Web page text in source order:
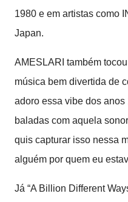
1980 e em artistas como
Japan.
AMESLARI também
música bem divertida de
adoro essa vibe dos
baladas com aquela
quis capturar isso nessa
alguém por quem eu
Já “A Billion Different